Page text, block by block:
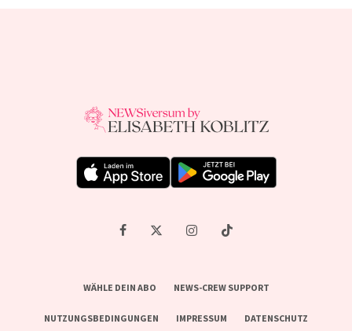
WÄHLE DEIN ABO NEWS-CREW SUPPORT
NUTZUNGSBEDINGUNGEN IMPRESSUM DATENSCHUTZ